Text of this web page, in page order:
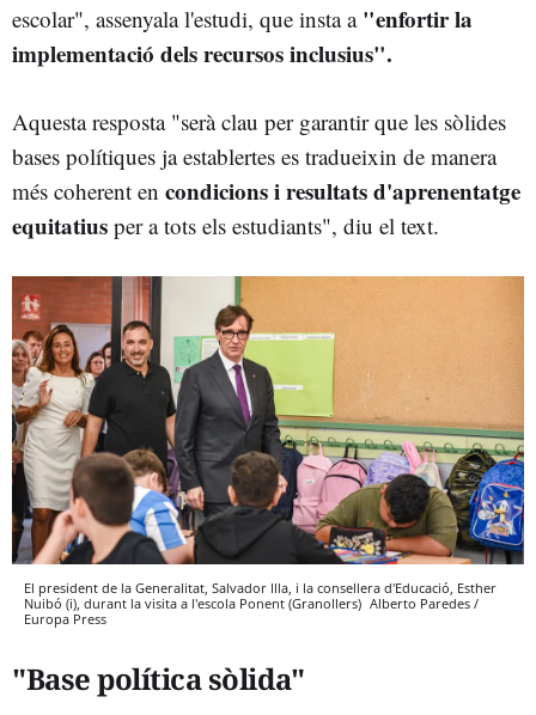
escolar", assenyala l'estudi, que insta a "enfortir la
implementació dels recursos inclusius".
Aquesta resposta "serà clau per garantir que les sòlides
bases polítiques ja establertes es tradueixin de manera
més coherent en condicions i resultats d'aprenentatge
equitatius per a tots els estudiants", diu el text.
El president de la Generalitat, Salvador Illa, i la consellera d'Educació, Esther
Nuibó (i), durant la visita a l'escola Ponent (Granollers) Alberto Paredes /
Europa Press
"Base política sòlida"